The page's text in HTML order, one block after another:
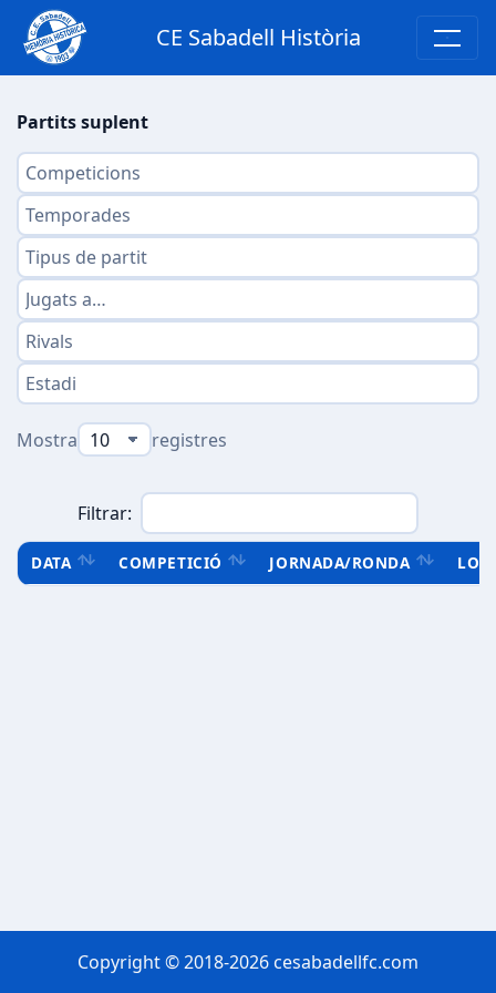
CE Sabadell Història
Partits suplent
Mostra registres
Filtrar:
DATA COMPETICIÓ JORNADA/RONDA
Copyright © 2018-2026 cesabadellfc.com